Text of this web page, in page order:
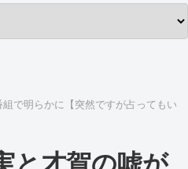
で明らかに【突然ですが占ってもい
と才賀の嘘が